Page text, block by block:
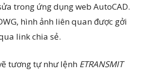
trong ứng dụng web AutoCAD.
hình ảnh liên quan được gởi
link chia sẻ.
tương tự như lệnh ETRANSMIT